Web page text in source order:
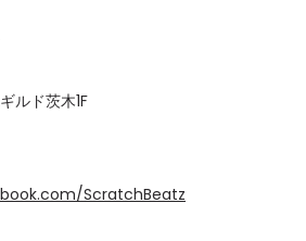
ルド茨木1F
ScratchBeatz